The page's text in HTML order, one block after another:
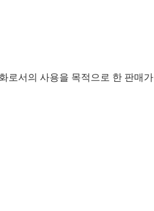
당사가 부담하겠습니다.
습니다.
로서의 사용을 목적으로 한 판매가